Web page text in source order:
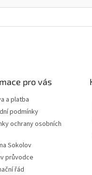
pro vás
a platba
podmínky
ochrany osobních
Sokolov
průvodce
řád